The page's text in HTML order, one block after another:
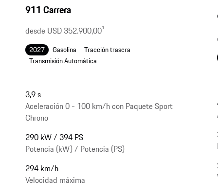
911 Carrera
desde USD 352.900,001
2027 Gasolina
Tracción trasera
Transmisión Automática
3,9 s
Aceleración 0 - 100 km/h con Paquete Sport
Chrono
290 kW / 394 PS
Potencia (kW) / Potencia (PS)
294 km/h
Velocidad máxima